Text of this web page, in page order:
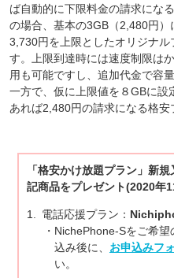
ば自動的に下限料金の請求にな
の場合、基本の3GB（2,480円
3,730円を上限としたオリジナ
す。上限到達時には速度制限は
用も可能ですし、追加代金で容
一方で、仮に上限値を８GBに
あれば2,480円の請求になる格安
「格安かけ放題プラン」新
記商品をプレゼント(2020年
電話応援プラン：
NichePhone-Sをご希
込み後に、 お申込みフ
い。